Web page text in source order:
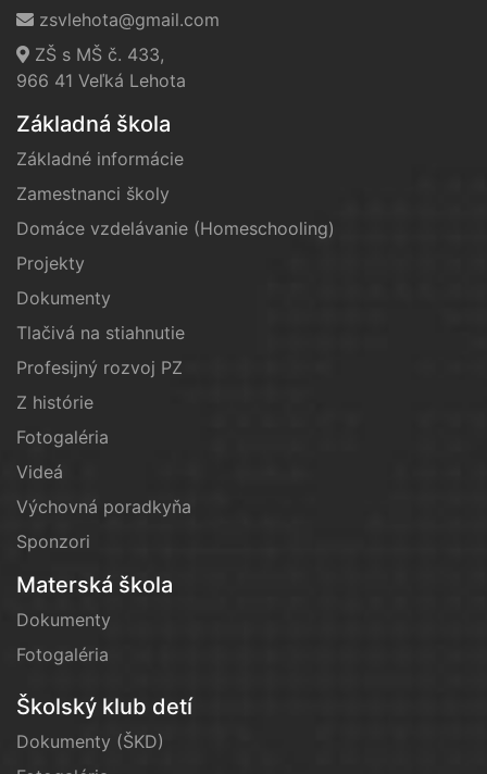
zsvlehota@gmail.com
ZŠ s MŠ č. 433,
966 41 Veľká Lehota
Základná škola
Základné informácie
Zamestnanci školy
Domáce vzdelávanie (Homeschooling)
Projekty
Dokumenty
Tlačivá na stiahnutie
Profesijný rozvoj PZ
Z histórie
Fotogaléria
Videá
Výchovná poradkyňa
Sponzori
Materská škola
Dokumenty
Fotogaléria
Školský klub detí
Dokumenty (ŠKD)